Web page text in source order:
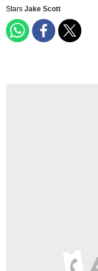
Stars Jake Scott